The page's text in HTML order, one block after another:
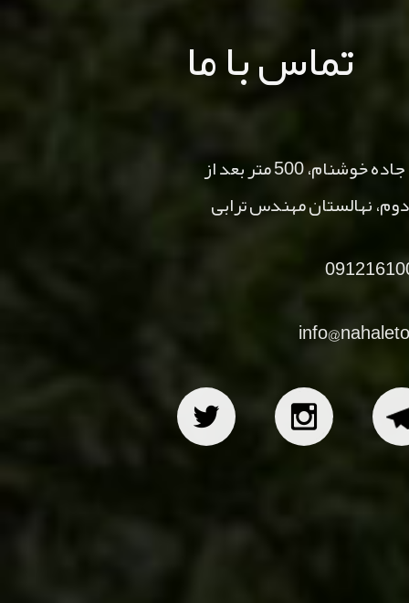
تماس با ما
پمپ گاز، کوی سامان، درب دوم، نهالستان مهندس ترابی
ایمیل :info@nahaletorabi.ir